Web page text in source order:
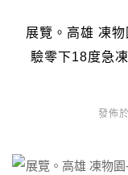
展覽。高雄 凍
驗零下18度急
發佈